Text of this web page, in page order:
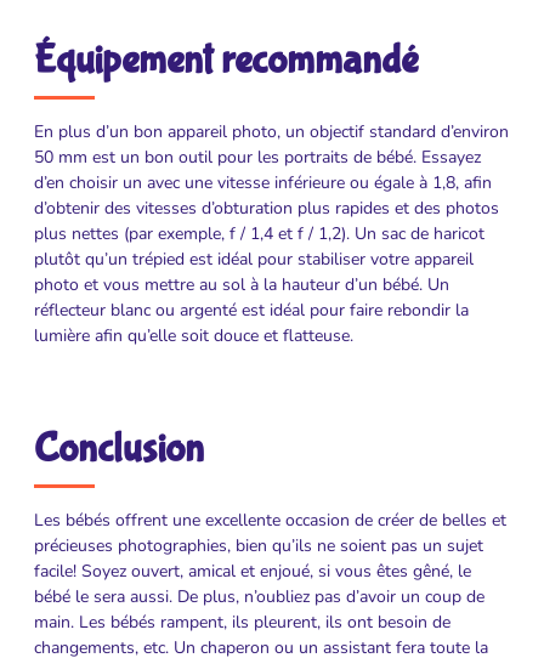
Équipement recommandé
En plus d’un bon appareil photo, un objectif standard d’environ
50 mm est un bon outil pour les portraits de bébé. Essayez
d’en choisir un avec une vitesse inférieure ou égale à 1,8, afin
d’obtenir des vitesses d’obturation plus rapides et des photos
plus nettes (par exemple, f / 1,4 et f / 1,2). Un sac de haricot
plutôt qu’un trépied est idéal pour stabiliser votre appareil
photo et vous mettre au sol à la hauteur d’un bébé. Un
réflecteur blanc ou argenté est idéal pour faire rebondir la
lumière afin qu’elle soit douce et flatteuse.
Conclusion
Les bébés offrent une excellente occasion de créer de belles et
précieuses photographies, bien qu’ils ne soient pas un sujet
facile! Soyez ouvert, amical et enjoué, si vous êtes gêné, le
bébé le sera aussi. De plus, n’oubliez pas d’avoir un coup de
main. Les bébés rampent, ils pleurent, ils ont besoin de
changements, etc. Un chaperon ou un assistant fera toute la